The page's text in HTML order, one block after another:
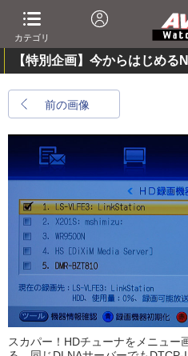
カテゴリ
【特別企画】今からはじめる
前の画像
スカパー！HDチューナをメニュー